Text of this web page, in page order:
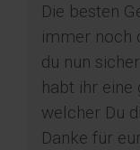
Die besten
immer noch
du nun
habt ihr eine
welcher Du
Danke für